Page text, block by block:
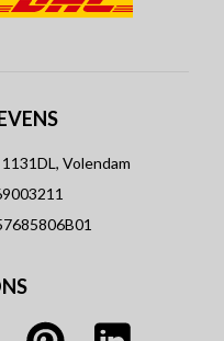
Volendam